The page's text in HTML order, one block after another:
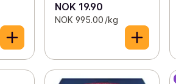
NOK 19.90
NOK 995.00 /kg